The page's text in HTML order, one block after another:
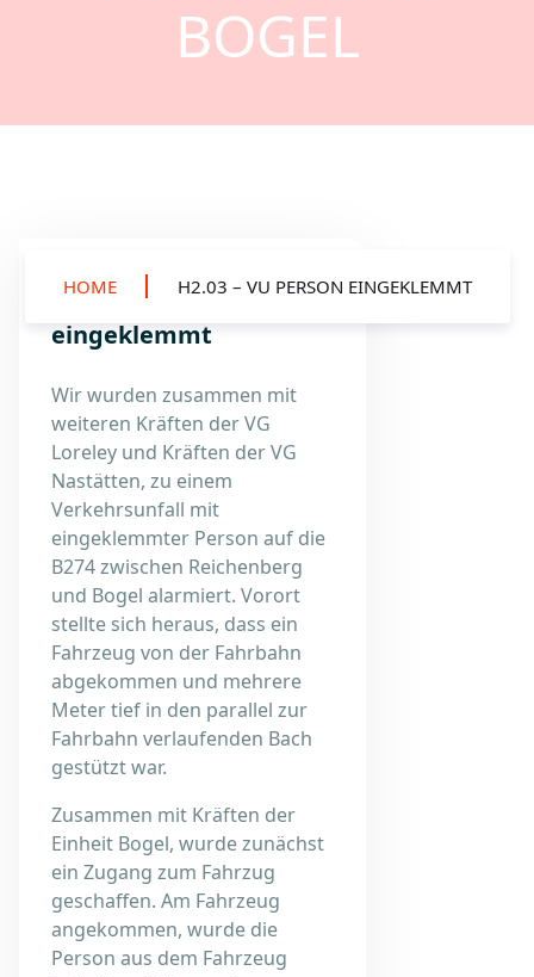
BOGEL
HOME H2.03 – VU PERSON EINGEKLEMMT
H2.03 – VU Person
eingeklemmt
Wir wurden zusammen mit
weiteren Kräften der VG
Loreley und Kräften der VG
Nastätten, zu einem
Verkehrsunfall mit
eingeklemmter Person auf die
B274 zwischen Reichenberg
und Bogel alarmiert. Vorort
stellte sich heraus, dass ein
Fahrzeug von der Fahrbahn
abgekommen und mehrere
Meter tief in den parallel zur
Fahrbahn verlaufenden Bach
gestützt war.
Zusammen mit Kräften der
Einheit Bogel, wurde zunächst
ein Zugang zum Fahrzug
geschaffen. Am Fahrzeug
angekommen, wurde die
Person aus dem Fahrzeug